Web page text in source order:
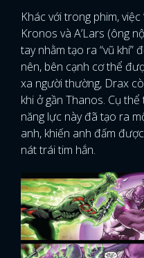
Khác với trong phim,
Kronos và A’Lars (ông
tay nhằm tạo ra “vũ khí”
nên, bên cạnh cơ thể
xa người thường, Drax
khi ở gần Thanos. Cụ
năng lực này đã tạo ra
anh, khiến anh đấm
nát trái tim hắn.